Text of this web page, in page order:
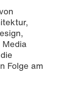
Folge am